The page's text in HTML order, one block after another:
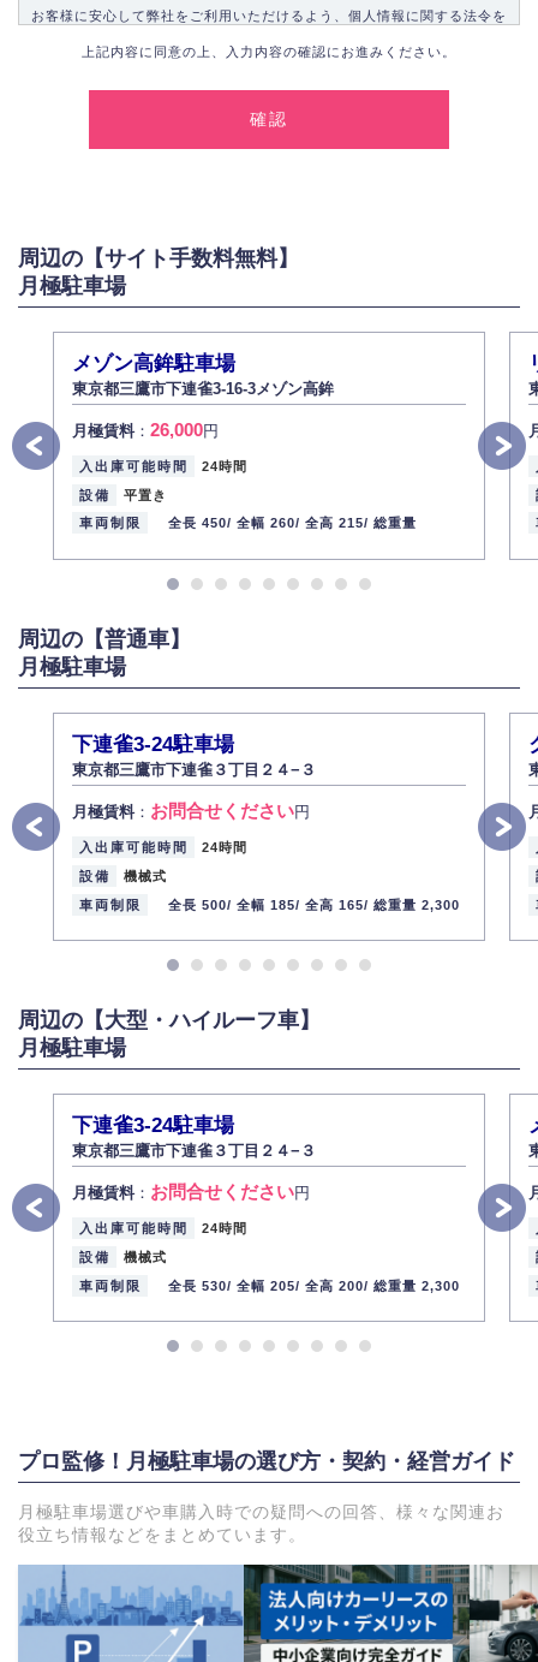
お客様に安心して弊社をご利用いただけるよう、個人情報に関する法令を
2.個人情報の利用
お問い合わせに対する回答、資料等の送付
採用に関する回答、情報の提供
弊社は取り扱う個人情報の外部への漏洩を防止し、その利用目的に応じて
適切かつ安全に管理します。
4.個人情報の第三者提供
法的義務など正当な理由に基づく要請があった場合を除き、お客様の個人
情報をご本人の同意なく第三者に提供いたしません。
5.個人情報の開示・訂正・削除
お客様ご本人から自己の個人情報開示の請求があった場合、すみやかに開
ん）。
また、個人情報の内容に誤りがあり、ご本人から訂正・追加・削除の請求
6.個人情報管理の社内教育
弊社社員全員が、個人情報の取り扱いについての重要性を理解し、より適
切に管理するよう社内教育を実施してまいります。
代表取締役社長 野口 幸男
上記内容に同意の上、入力内容の確認にお進みください。
周辺の【サイト手数料無料】
月極駐車場
メゾン高鉾駐車場
東京都三鷹市下連雀3-16-3メゾン高鉾
月極賃料： 26,000円
入出庫可能時間
24時間
設備
平置き
車両制限
全長 450/ 全幅 260/ 全高 215/ 総重量
周辺の【普通車】
月極駐車場
下連雀3-24駐車場
東京都三鷹市下連雀３丁目２４−３
月極賃料： お問合せください円
入出庫可能時間
24時間
設備
機械式
車両制限
全長 500/ 全幅 185/ 全高 165/ 総重量 2,300
周辺の【大型・ハイルーフ車】
月極駐車場
下連雀3-24駐車場
東京都三鷹市下連雀３丁目２４−３
月極賃料： お問合せください円
入出庫可能時間
24時間
設備
機械式
車両制限
全長 530/ 全幅 205/ 全高 200/ 総重量 2,300
プロ監修！月極駐車場の選び方・契約・経営ガイド
月極駐車場選びや車購入時での疑問への回答、様々な関連お
役立ち情報などをまとめています。